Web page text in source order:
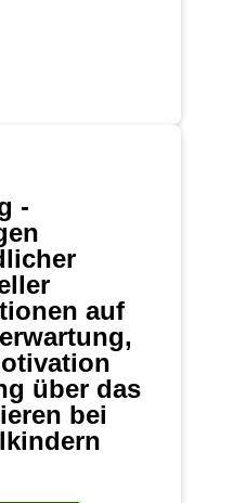
-
auf
über das
bei